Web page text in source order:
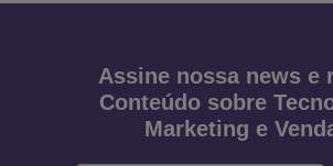
Assine nossa news e
Conteúdo sobre
Marketing e